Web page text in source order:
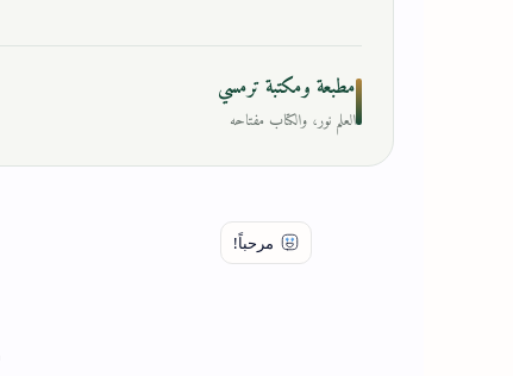
مطبعة ومكتبة ترمسي
العلم نور، والكتاب مفتاحه